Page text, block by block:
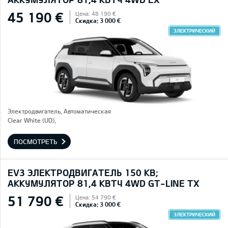
45 190 € Цена: 48 190 €
Скидка: 3 000 €
ЭЛЕКТРИЧЕСКИЙ
Электродвигатель, Автоматическая
Clear White (UD),
ПОСМОТРЕТЬ
EV3 ЭЛЕКТРОДВИГАТЕЛЬ 150 КВ;
AККУМУЛЯТОР 81,4 КВТЧ 4WD GT-LINE TX
51 790 € Цена: 54 790 €
Скидка: 3 000 €
ЭЛЕКТРИЧЕСКИЙ